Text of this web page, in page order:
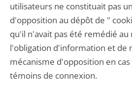
utilisateurs ne constituait pas
d'opposition au dépôt de "
qu'il n'avait pas été remédié
l'obligation d'information et de
mécanisme d'opposition en
témoins de connexion.